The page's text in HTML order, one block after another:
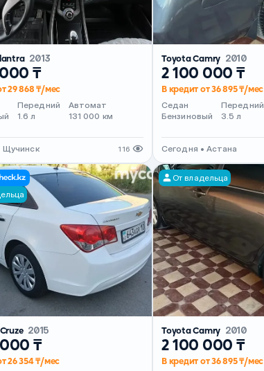
2013
₸
29 868 ₸/мес
Передний
1.6 л
Автомат
131 000 км
Щучинск 116
Toyota Camry 2010
2 100 000 ₸
В кредит от 36 895 ₸/мес
Седан
Бензиновый
Передний
3.5 л
Сегодня • Астана
2015
₸
26 354 ₸/мес
От владельца
Toyota Camry 2010
2 100 000 ₸
В кредит от 36 895 ₸/мес